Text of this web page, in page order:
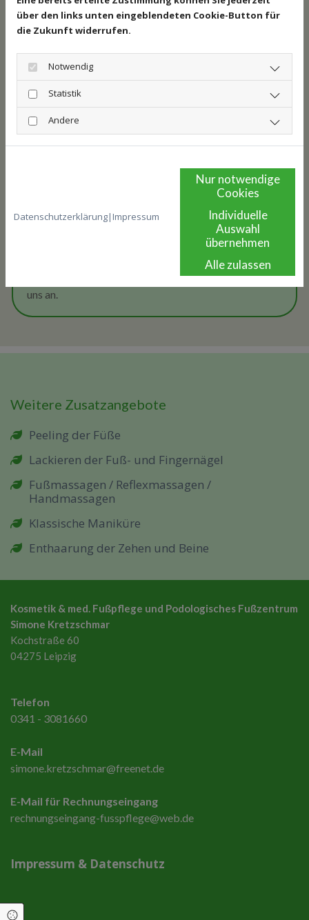
Behandlung und Pflege Ihrer Füße
Nutzen Sie auch gern unsere Beratung und den
Hause. Für unsere gesetzlich und privat versicherten
Patienten führen wir Behandlungen auf
Heilmittelverordnungen in unseren Praxen, aber auch
gern als Hausbesuch durch.
Unsere Praxis, die von allen Krankenkassen zur
„Abgabe von podologischen Leistungen“ zugelassen
sind, befindet sich auch ganz in Ihrer Nähe - rufen Sie
uns an.
Weitere Zusatzangebote
Peeling der Füße
Lackieren der Fuß- und Fingernägel
Fußmassagen / Reflexmassagen /
Handmassagen
Klassische Maniküre
Enthaarung der Zehen und Beine
Kosmetik & med. Fußpflege und Podologisches Fußzentrum
Simone Kretzschmar
Kochstraße 60
04275 Leipzig
Telefon
0341 - 3081660
E-Mail
simone.kretzschmar@freenet.de
E-Mail für Rechnungseingang
rechnungseingang-fusspflege@web.de
Impressum & Datenschutz
über den links unten eingeblendeten Cookie-Button für
die Zukunft widerrufen.
Notwendig
Statistik
Andere
Datenschutzerklärung| Impressum
Nur notwendige
Cookies
Individuelle
Auswahl
übernehmen
Alle zulassen